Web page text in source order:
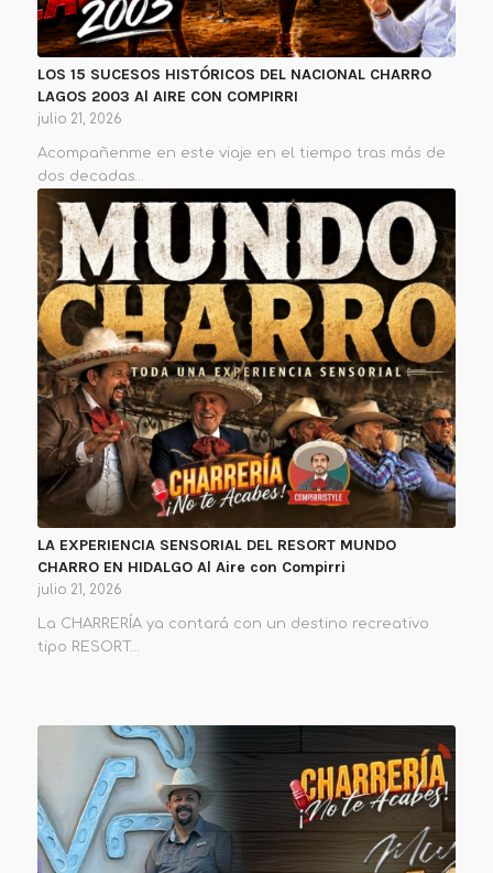
LOS 15 SUCESOS HISTÓRICOS DEL NACIONAL CHARRO
LAGOS 2003 Al AIRE CON COMPIRRI
julio 21, 2026
Acompañenme en este viaje en el tiempo tras más de
dos decadas…
LA EXPERIENCIA SENSORIAL DEL RESORT MUNDO
CHARRO EN HIDALGO Al Aire con Compirri
julio 21, 2026
La CHARRERÍA ya contará con un destino recreativo
tipo RESORT…